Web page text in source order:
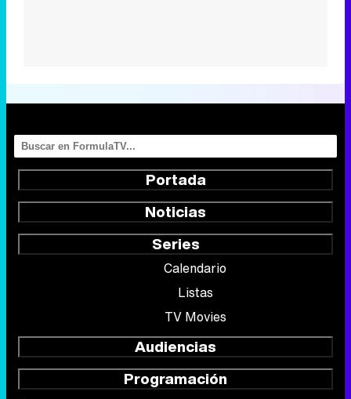
Portada
Noticias
Series
Calendario
Listas
TV Movies
Audiencias
Programación